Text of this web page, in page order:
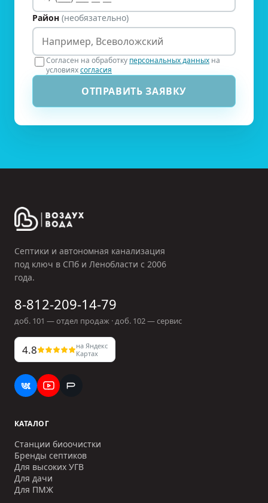
Район (необязательно)
Согласен на обработку персональных данных на
условияхсогласия
ОТПРАВИТЬ ЗАЯВКУ
Септики и автономная канализация
под ключ в СПб и Ленобласти с 2006
года.
8-812-209-14-79
доб. 101 — отдел продаж · доб. 102— сервис
4.8
на Яндекс
Картах
КАТАЛОГ
Станции биоочистки
Бренды септиков
Для высоких УГВ
Для дачи
Для ПМЖ